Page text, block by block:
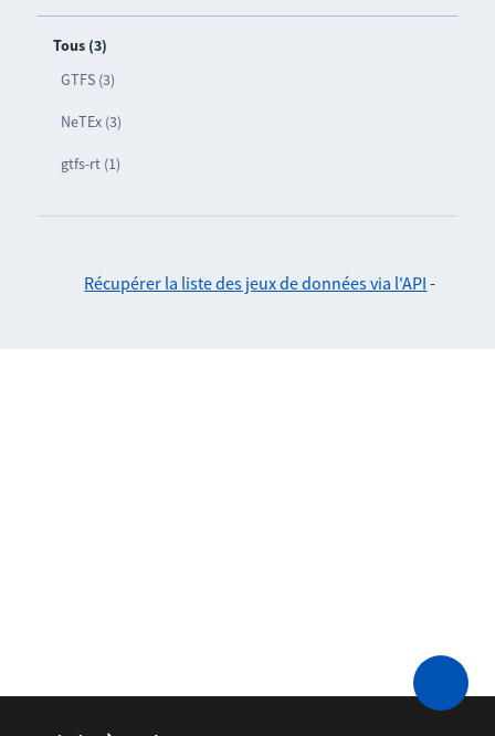
Tous (3)
GTFS (3)
NeTEx (3)
gtfs-rt (1)
Récupérer la liste des jeux de données via l'API -